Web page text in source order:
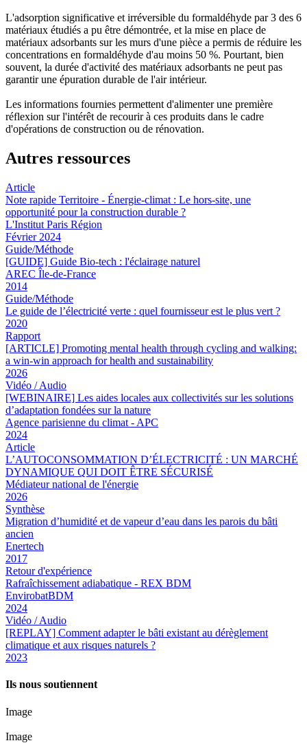
L'adsorption significative et irréversible du formaldéhyde par 3 des 6
matériaux étudiés a pu être démontrée, et la mise en place de
matériaux adsorbants sur les murs d'une pièce a permis de réduire les
concentrations en formaldéhyde d'au moins 50 %. Pourtant, bien
souvent, la durée d'activité des matériaux adsorbants ne peut pas
garantir une épuration durable de l'air intérieur.
Les informations fournies permettent d'alimenter une première
réflexion sur l'intérêt de recourir à ces produits dans le cadre
d'opérations de construction ou de rénovation.
Autres ressources
Article
Note rapide Territoire - Énergie-climat : Le hors-site, une
opportunité pour la construction durable ?
L'Institut Paris Région
Février 2024
Guide/Méthode
[GUIDE] Guide Bio-tech : l'éclairage naturel
AREC Île-de-France
2014
Guide/Méthode
Le guide de l’électricité verte : quel fournisseur est le plus vert ?
2020
Rapport
[ARTICLE] Promoting mental health through cycling and walking:
a win-win approach for health and sustainability
2026
Vidéo / Audio
[WEBINAIRE] Les aides locales aux collectivités sur les solutions
d’adaptation fondées sur la nature
Agence parisienne du climat - APC
2024
Article
L’AUTOCONSOMMATION D’ÉLECTRICITÉ : UN MARCHÉ
DYNAMIQUE QUI DOIT ÊTRE SÉCURISÉ
Médiateur national de l'énergie
2026
Synthèse
Migration d’humidité et de vapeur d’eau dans les parois du bâti
ancien
Enertech
2017
Retour d'expérience
Rafraîchissement adiabatique - REX BDM
EnvirobatBDM
2024
Vidéo / Audio
[REPLAY] Comment adapter le bâti existant au dérèglement
climatique et aux risques naturels ?
2023
Ils nous soutiennent
Image
Image